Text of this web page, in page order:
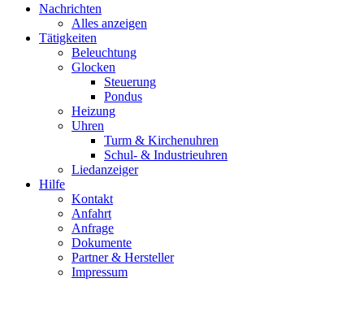
Nachrichten
Alles anzeigen
Tätigkeiten
Beleuchtung
Glocken
Steuerung
Pondus
Heizung
Uhren
Turm & Kirchenuhren
Schul- & Industrieuhren
Liedanzeiger
Hilfe
Kontakt
Anfahrt
Anfrage
Dokumente
Partner & Hersteller
Impressum